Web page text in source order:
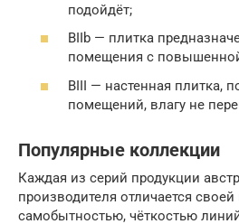
подойдёт;
BIIb — плитка
помещения с
BIII — настенная плитка,
помещений, влагу не
Популярные коллекции
Каждая из серий продукции
производителя отличается
самобытностью, чёткостью